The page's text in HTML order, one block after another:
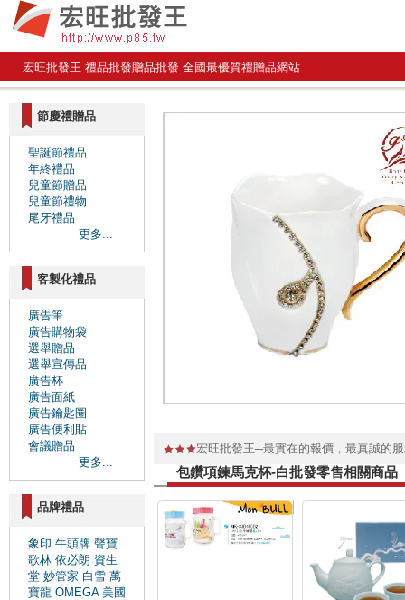
宏旺批發王 禮品批發贈品批發 全國最優質禮贈品網站
節慶禮贈品
聖誕節禮品
年終禮品
兒童節贈品
兒童節禮物
尾牙禮品
更多...
客製化禮品
廣告筆
廣告購物袋
選舉贈品
選舉宣傳品
廣告杯
廣告面紙
廣告鑰匙圈
廣告便利貼
會議贈品
更多...
品牌禮品
象印 牛頭牌 聲寶
歌林 依必朗 資生
堂 妙管家 白雪 萬
寶龍 OMEGA 美國
宏旺批發王─最實在的報價，最真誠的
包鑽項鍊馬克杯-白批發零售相關商品